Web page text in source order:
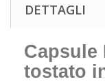
DETTAGLI
Capsule
tostato